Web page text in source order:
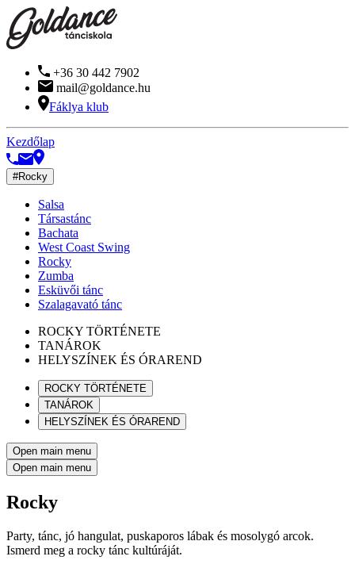
+36 30 442 7902
mail@goldance.hu
Fáklya klub
Kezdőlap
#Rocky
Salsa
Társastánc
Bachata
West Coast Swing
Rocky
Zumba
Esküvői tánc
Szalagavató tánc
ROCKY TÖRTÉNETE
TANÁROK
HELYSZÍNEK ÉS ÓRAREND
ROCKY TÖRTÉNETE
TANÁROK
HELYSZÍNEK ÉS ÓRAREND
Open main menu
Open main menu
Rocky
Party, tánc, jó hangulat, puskaporos lábak és mosolygó arcok.
Ismerd meg a rocky tánc kultúráját.